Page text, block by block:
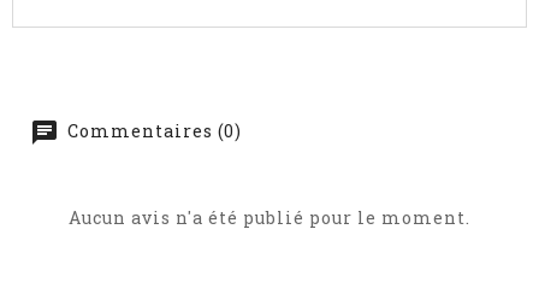
Commentaires (0)
Aucun avis n'a été publié pour le moment.